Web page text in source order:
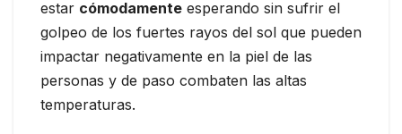
estar cómodamente esperando sin sufrir el
golpeo de los fuertes rayos del sol que pueden
impactar negativamente en la piel de las
personas y de paso combaten las altas
temperaturas.